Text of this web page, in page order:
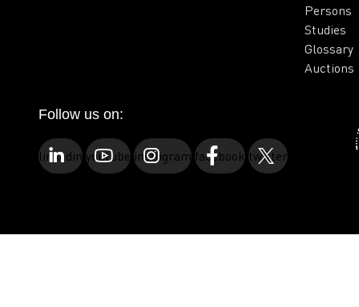
Persons
Studies
Glossary
Auctions
Follow us on:
linkedinyoutubeinstagramfacebooktwitter